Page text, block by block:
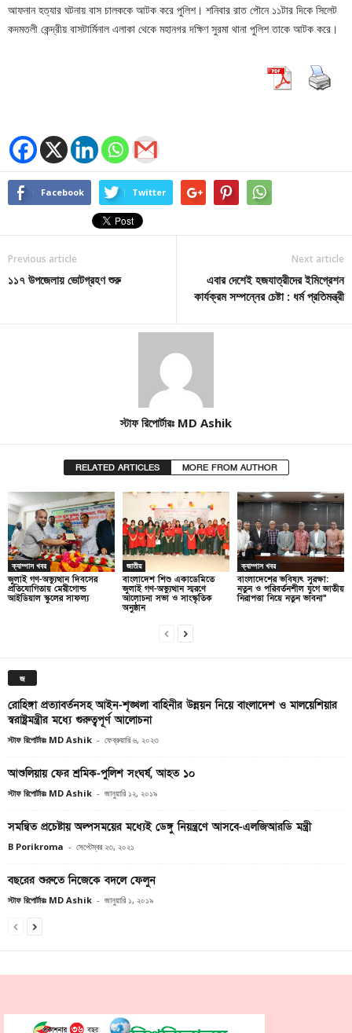
আফনান হত্যার ঘটনায় বাস চালককে আটক করে পুলিশ। শনিবার রাত পৌনে ১১টার দিকে সিলেট
কদমতলী কেন্দ্রীয় বাসটার্মিনাল এলাকা থেকে মহানগর দক্ষিণ সুরমা থানা পুলিশ তাকে আটক করে।
Facebook Twitter
Previous article
১১৭ উপজেলায় ভোটগ্রহণ শুরু
Next article
এবার দেশেই হজযাত্রীদের ইমিগ্রেশন
কার্যক্রম সম্পন্নের চেষ্টা : ধর্ম প্রতিমন্ত্রী
স্টাফ রিপোর্টারঃ MD Ashik
RELATED ARTICLES MORE FROM AUTHOR
ক্যাম্পাস খবর
জুলাই গণ-অভ্যুত্থান দিবসের
প্রতিযোগিতায় মেরীগোল্ড
আইডিয়াল স্কুলের সাফল্য
জাতীয়
বাংলাদেশ শিশু একাডেমিতে
জুলাই গণ-অভ্যুত্থান স্মরণে
আলোচনা সভা ও সাংস্কৃতিক
অনুষ্ঠান
ক্যাম্পাস খবর
বাংলাদেশের ভবিষ্যৎ সুরক্ষা:
নতুন ও পরিবর্তনশীল যুগে জাতীয়
নিরাপত্তা নিয়ে নতুন ভাবনা”
জ
রোহিঙ্গা প্রত্যাবর্তনসহ আইন-শৃঙ্খলা বাহিনীর উন্নয়ন নিয়ে বাংলাদেশ ও মালয়েশিয়ার
স্বরাষ্ট্রমন্ত্রীর মধ্যে গুরুত্বপূর্ণ আলোচনা
স্টাফ রিপোর্টারঃ MD Ashik - ফেব্রুয়ারি ৬, ২০২৩
আশুলিয়ায় ফের শ্রমিক-পুলিশ সংঘর্ষ, আহত ১০
স্টাফ রিপোর্টারঃ MD Ashik - জানুয়ারি ১২, ২০১৯
সমন্বিত প্রচেষ্টায় অল্পসময়ের মধ্যেই ডেঙ্গু নিয়ন্ত্রণে আসবে-এলজিআরডি মন্ত্রী
B Porikroma - সেপ্টেম্বর ২৩, ২০২১
বছরের শুরুতে নিজেকে বদলে ফেলুন
স্টাফ রিপোর্টারঃ MD Ashik - জানুয়ারি ১, ২০১৯